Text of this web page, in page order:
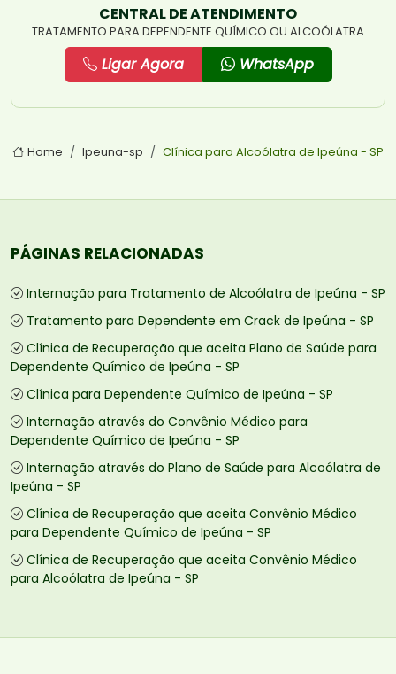
CENTRAL DE ATENDIMENTO
TRATAMENTO PARA DEPENDENTE QUÍMICO OU ALCOÓLATRA
Ligar Agora WhatsApp
Home Ipeuna-sp Clínica para Alcoólatra de Ipeúna - SP
PÁGINAS RELACIONADAS
Internação para Tratamento de Alcoólatra de Ipeúna - SP
Tratamento para Dependente em Crack de Ipeúna - SP
Clínica de Recuperação que aceita Plano de Saúde para
Dependente Químico de Ipeúna - SP
Clínica para Dependente Químico de Ipeúna - SP
Internação através do Convênio Médico para
Dependente Químico de Ipeúna - SP
Internação através do Plano de Saúde para Alcoólatra de
Ipeúna - SP
Clínica de Recuperação que aceita Convênio Médico
para Dependente Químico de Ipeúna - SP
Clínica de Recuperação que aceita Convênio Médico
para Alcoólatra de Ipeúna - SP